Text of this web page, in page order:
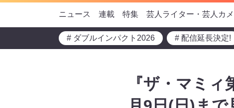
ニュース 連載 特集 芸人ライター・芸人カ
# ダブルインパクト2026 # 配信延長決定!
『ザ・マミ